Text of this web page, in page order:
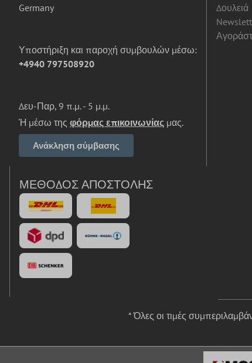
Germany
Υποστήριξη και παροχή συμβουλών μέσω:
+4940 797508920
Δευ-Παρ, 9 π.μ. - 5 μ.μ.
Ή μέσω της φόρμας επικοινωνίας μας.
Ανάκληση σύμβασης
Δουλειά
ΜΈΘΟΔΟΣ ΑΠΟΣΤΟΛΉΣ
* Όλες οι τιμές